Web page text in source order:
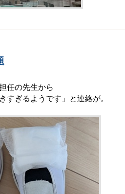
任の先生から
すぎるようです」と連絡が。